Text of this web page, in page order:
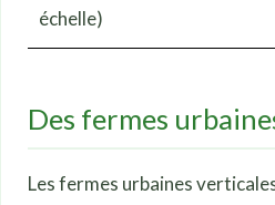
échelle)
Des fermes
Les fermes urbaines